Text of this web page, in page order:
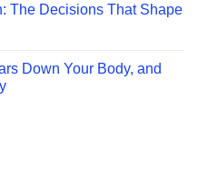
The Decisions That Shape
Down Your Body, and